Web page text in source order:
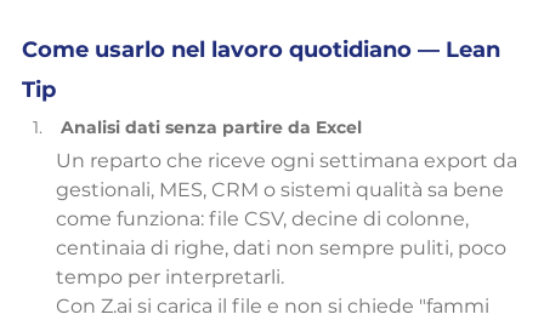
Come usarlo nel lavoro quotidiano — Lean
Tip
Analisi dati senza partire da Excel
Un reparto che riceve ogni settimana export da
gestionali, MES, CRM o sistemi qualità sa bene
come funziona: file CSV, decine di colonne,
centinaia di righe, dati non sempre puliti, poco
tempo per interpretarli.
Con Z.ai si carica il file e non si chiede "fammi